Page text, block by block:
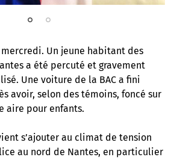
Un jeune habitant des
a été percuté et gravement
Une voiture de la BAC a fini
avoir, selon des témoins, foncé sur
aire pour enfants.
s’ajouter au climat de tension
au nord de Nantes, en particulier